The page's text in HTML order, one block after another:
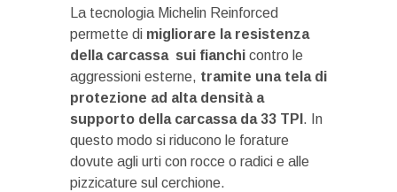
La tecnologia Michelin Reinforced
permette di migliorare la resistenza
della carcassa sui fianchi contro le
aggressioni esterne, tramite una tela di
protezione ad alta densità a
supporto della carcassa da 33 TPI . In
questo modo si riducono le forature
dovute agli urti con rocce o radici e alle
pizzicature sul cerchione.